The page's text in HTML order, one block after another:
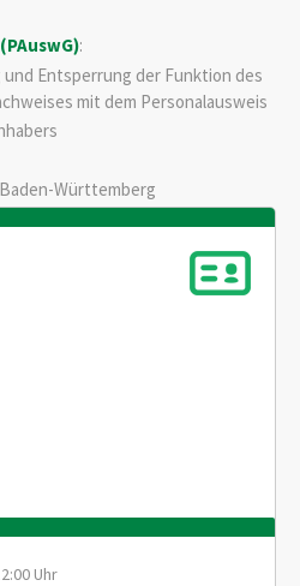
:
und Entsperrung der Funktion des
mit dem Personalausweis
Württemberg
Uhr